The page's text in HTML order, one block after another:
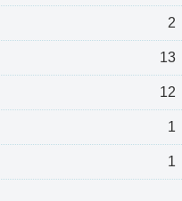
2
13
12
1
1